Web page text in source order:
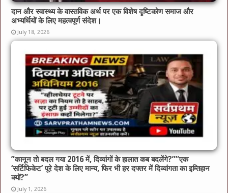
दान और स्वास्थ्य के वास्तविक अर्थ पर एक विशेष दृष्टिकोण समाज और
अभ्यर्थियों के लिए महत्वपूर्ण संदेश।
July 18, 2026
​”कानून तो बदल गया 2016 में, दिव्यांगों के हालात कब बदलेंगे?”​”एक
‘सर्टिफिकेट’ पूरे देश के लिए मान्य, फिर भी हर दफ्तर में दिव्यांगता का इम्तिहान
क्यों?”
July 1, 2026